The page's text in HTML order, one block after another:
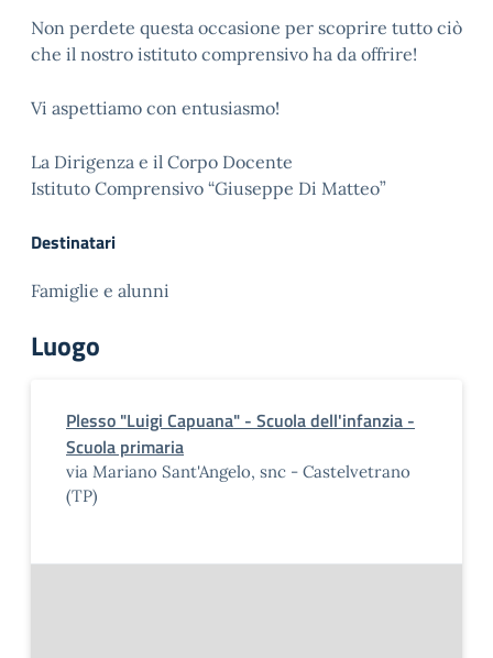
Non perdete questa occasione per scoprire tutto ciò
che il nostro istituto comprensivo ha da offrire!
Vi aspettiamo con entusiasmo!
La Dirigenza e il Corpo Docente
Istituto Comprensivo “Giuseppe Di Matteo”
Destinatari
Famiglie e alunni
Luogo
Plesso "Luigi Capuana" - Scuola dell'infanzia -
Scuola primaria
via Mariano Sant'Angelo, snc - Castelvetrano
(TP)